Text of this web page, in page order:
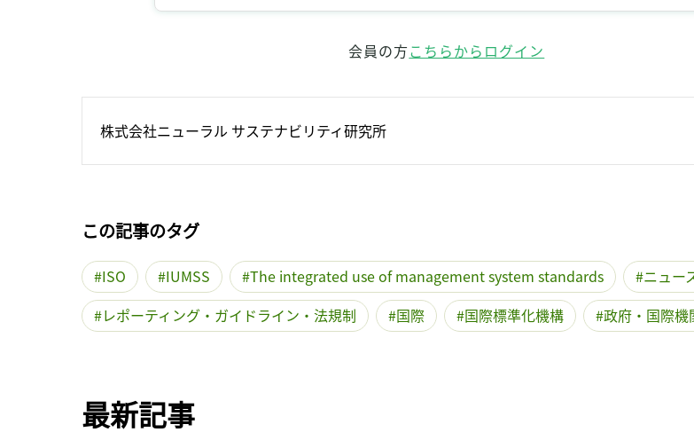
会員の方こちらからログイン
株式会社ニューラル サステナビリティ研究所
この記事のタグ
ISO IUMSS The integrated use of management system standards
ニュー
レポーティング・ガイドライン・法規制
国際 国際標準化機構 政府・国際機
最新記事
ログイン